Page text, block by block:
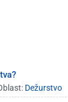
Dežurstvo